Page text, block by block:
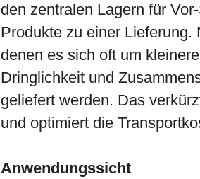
den zentralen Lagern für
Produkte zu einer
denen es sich oft um
Dringlichkeit und
geliefert werden. Das
und optimiert die
Anwendungssicht